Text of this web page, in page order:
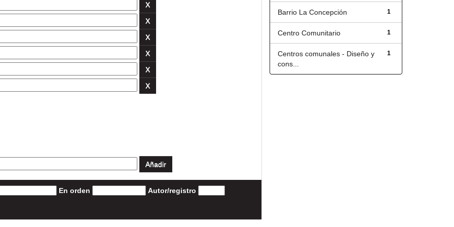
En orden Autor/registro
1
Barrio La Concepción
1
Centro Comunitario
1
Centros comunales - Diseño y
cons...